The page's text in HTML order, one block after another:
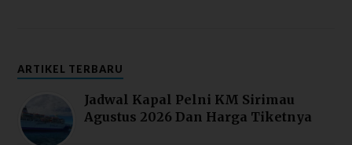
ARTIKEL TERBARU
Jadwal Kapal Pelni KM Sirimau
Agustus 2026 Dan Harga Tiketnya